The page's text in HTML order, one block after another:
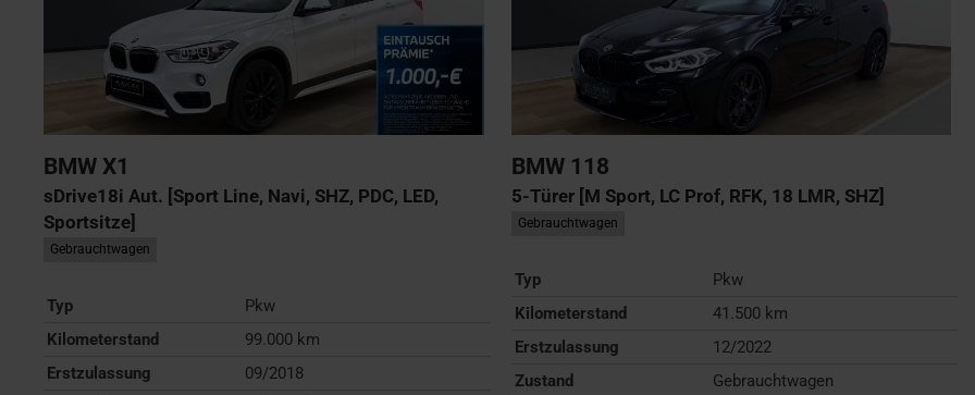
BMW X1
sDrive18i Aut. [Sport Line, Navi, SHZ, PDC, LED,
Sportsitze]
Gebrauchtwagen
Typ
Pkw
Kilometerstand
99.000 km
Erstzulassung
09/2018
BMW 118
5-Türer [M Sport, LC Prof, RFK, 18 LMR, SHZ]
Gebrauchtwagen
Typ
Pkw
Kilometerstand
41.500 km
Erstzulassung
12/2022
Zustand
Gebrauchtwagen